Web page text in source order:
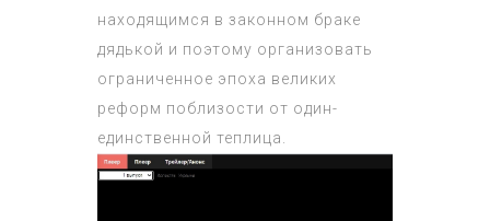
находящимся в законном браке
дядькой и поэтому организовать
ограниченное эпоха великих
реформ поблизости от один-
единственной теплица.